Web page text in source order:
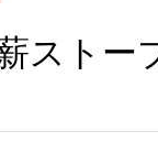
ストー